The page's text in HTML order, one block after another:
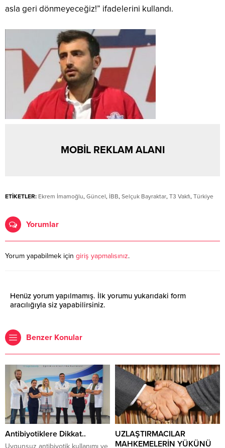
asla geri dönmeyeceğiz!” ifadelerini kullandı.
MOBİL REKLAM ALANI
ETİKETLER: Ekrem İmamoğlu, Güncel, İBB, Selçuk Bayraktar, T3 Vakfı, Türkiye
Yorumlar
Yorum yapabilmek için giriş yapmalısınız.
Henüz yorum yapılmamış. İlk yorumu yukarıdaki form
aracılığıyla siz yapabilirsiniz.
Benzer Konular
Antibiyotiklere Dikkat..
Uygunsuz antibiyotik kullanımı ve
UZLAŞTIRMACILAR
MAHKEMELERİN YÜKÜNÜ